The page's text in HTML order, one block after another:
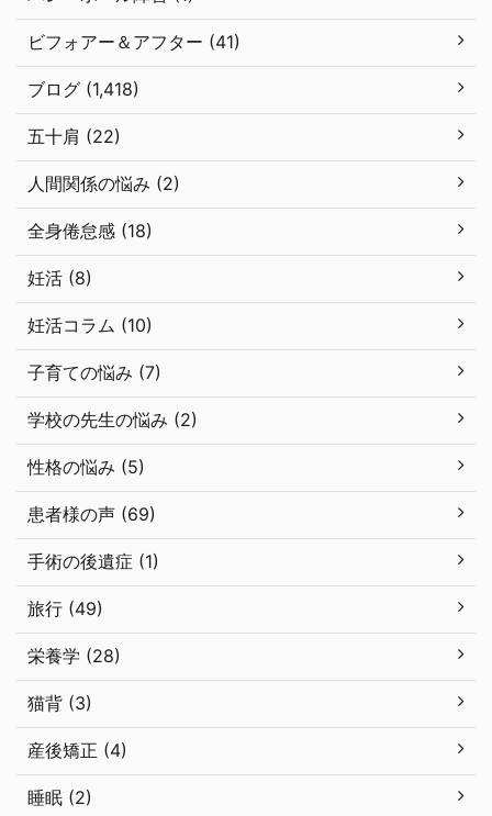
ビフォアー＆アフター (41)
ブログ (1,418)
五十肩 (22)
人間関係の悩み (2)
全身倦怠感 (18)
妊活 (8)
妊活コラム (10)
子育ての悩み (7)
学校の先生の悩み (2)
性格の悩み (5)
患者様の声 (69)
手術の後遺症 (1)
旅行 (49)
栄養学 (28)
猫背 (3)
産後矯正 (4)
睡眠 (2)